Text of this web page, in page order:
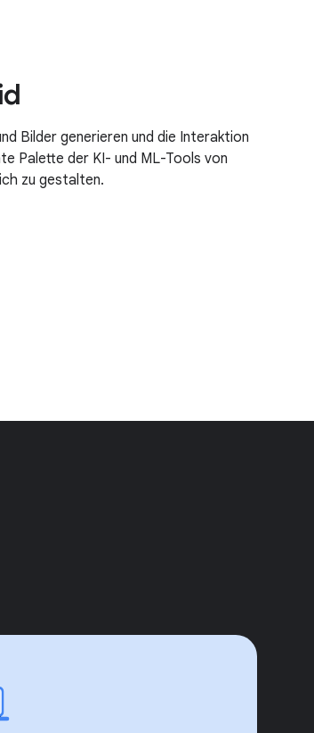
Bilder generieren und die Interaktion
Palette der KI- und ML-Tools von
zu gestalten.